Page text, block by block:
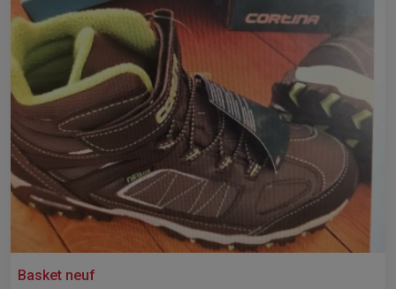
Basket neuf